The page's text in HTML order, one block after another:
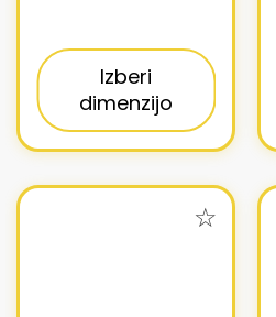
Izberi
dimenzijo